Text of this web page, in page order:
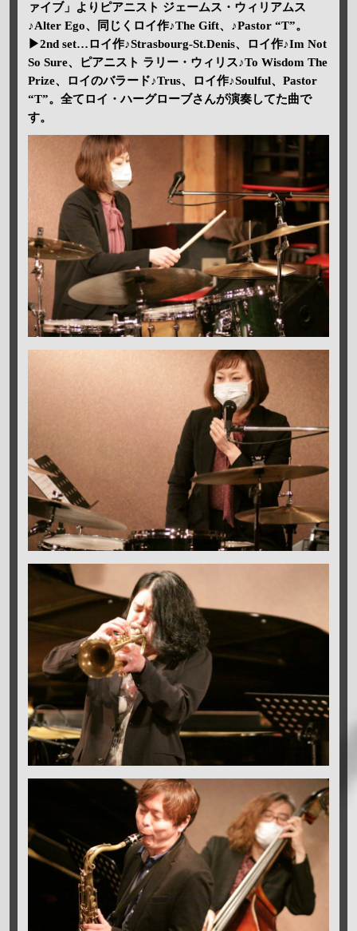
ァイブ」よりピアニスト ジェームス・ウィリアムス
♪Alter Ego、同じくロイ作♪The Gift、♪Pastor “T”。
▶2nd set…ロイ作♪Strasbourg-St.Denis、ロイ作♪Im Not
So Sure、ピアニスト ラリー・ウィリス♪To Wisdom The
Prize、ロイのバラード♪Trus、ロイ作♪Soulful、Pastor
“T”。全てロイ・ハーグローブさんが演奏してた曲で
す。